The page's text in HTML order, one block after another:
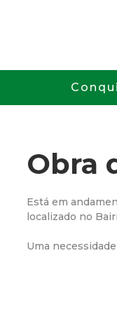
Obra
Está em
localizado no
Uma